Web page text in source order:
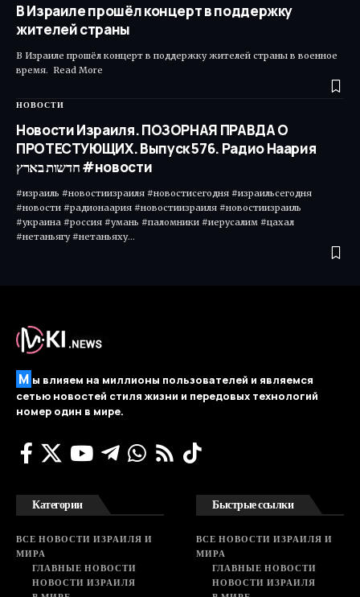
В Израиле прошёл концерт в поддержку
жителей страны
В Израиле прошёл концерт в поддержку жителей страны в военное
время. ​ Read More
НОВОСТИ
Новости Израиля. ПОЗОРНАЯ ПРАВДА О
ПРОТЕСТУЮЩИХ. Выпуск 576. Радио Наария
חדשות בארץ #новости
#израиль #новостиизраиля #новостисегодня #израильсегодня
#новости #радионаария #новостиизраиля #новостиизраиль
#украина #россия #умань #паломники #иерусалим #цахал
#нетаньягу #нетаньяху…
М ы влияем на миллионы пользователей и являемся
сетью новостей стиля жизни и передовых технологий
номер один в мире.
Категории
ВСЕ НОВОСТИ ИЗРАИЛЯ И
МИРА
ГЛАВНЫЕ НОВОСТИ
НОВОСТИ ИЗРАИЛЯ
Быстрые ссылки
ВСЕ НОВОСТИ ИЗРАИЛЯ И
МИРА
ГЛАВНЫЕ НОВОСТИ
НОВОСТИ ИЗРАИЛЯ